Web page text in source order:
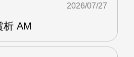
析 AM
2026/07/27